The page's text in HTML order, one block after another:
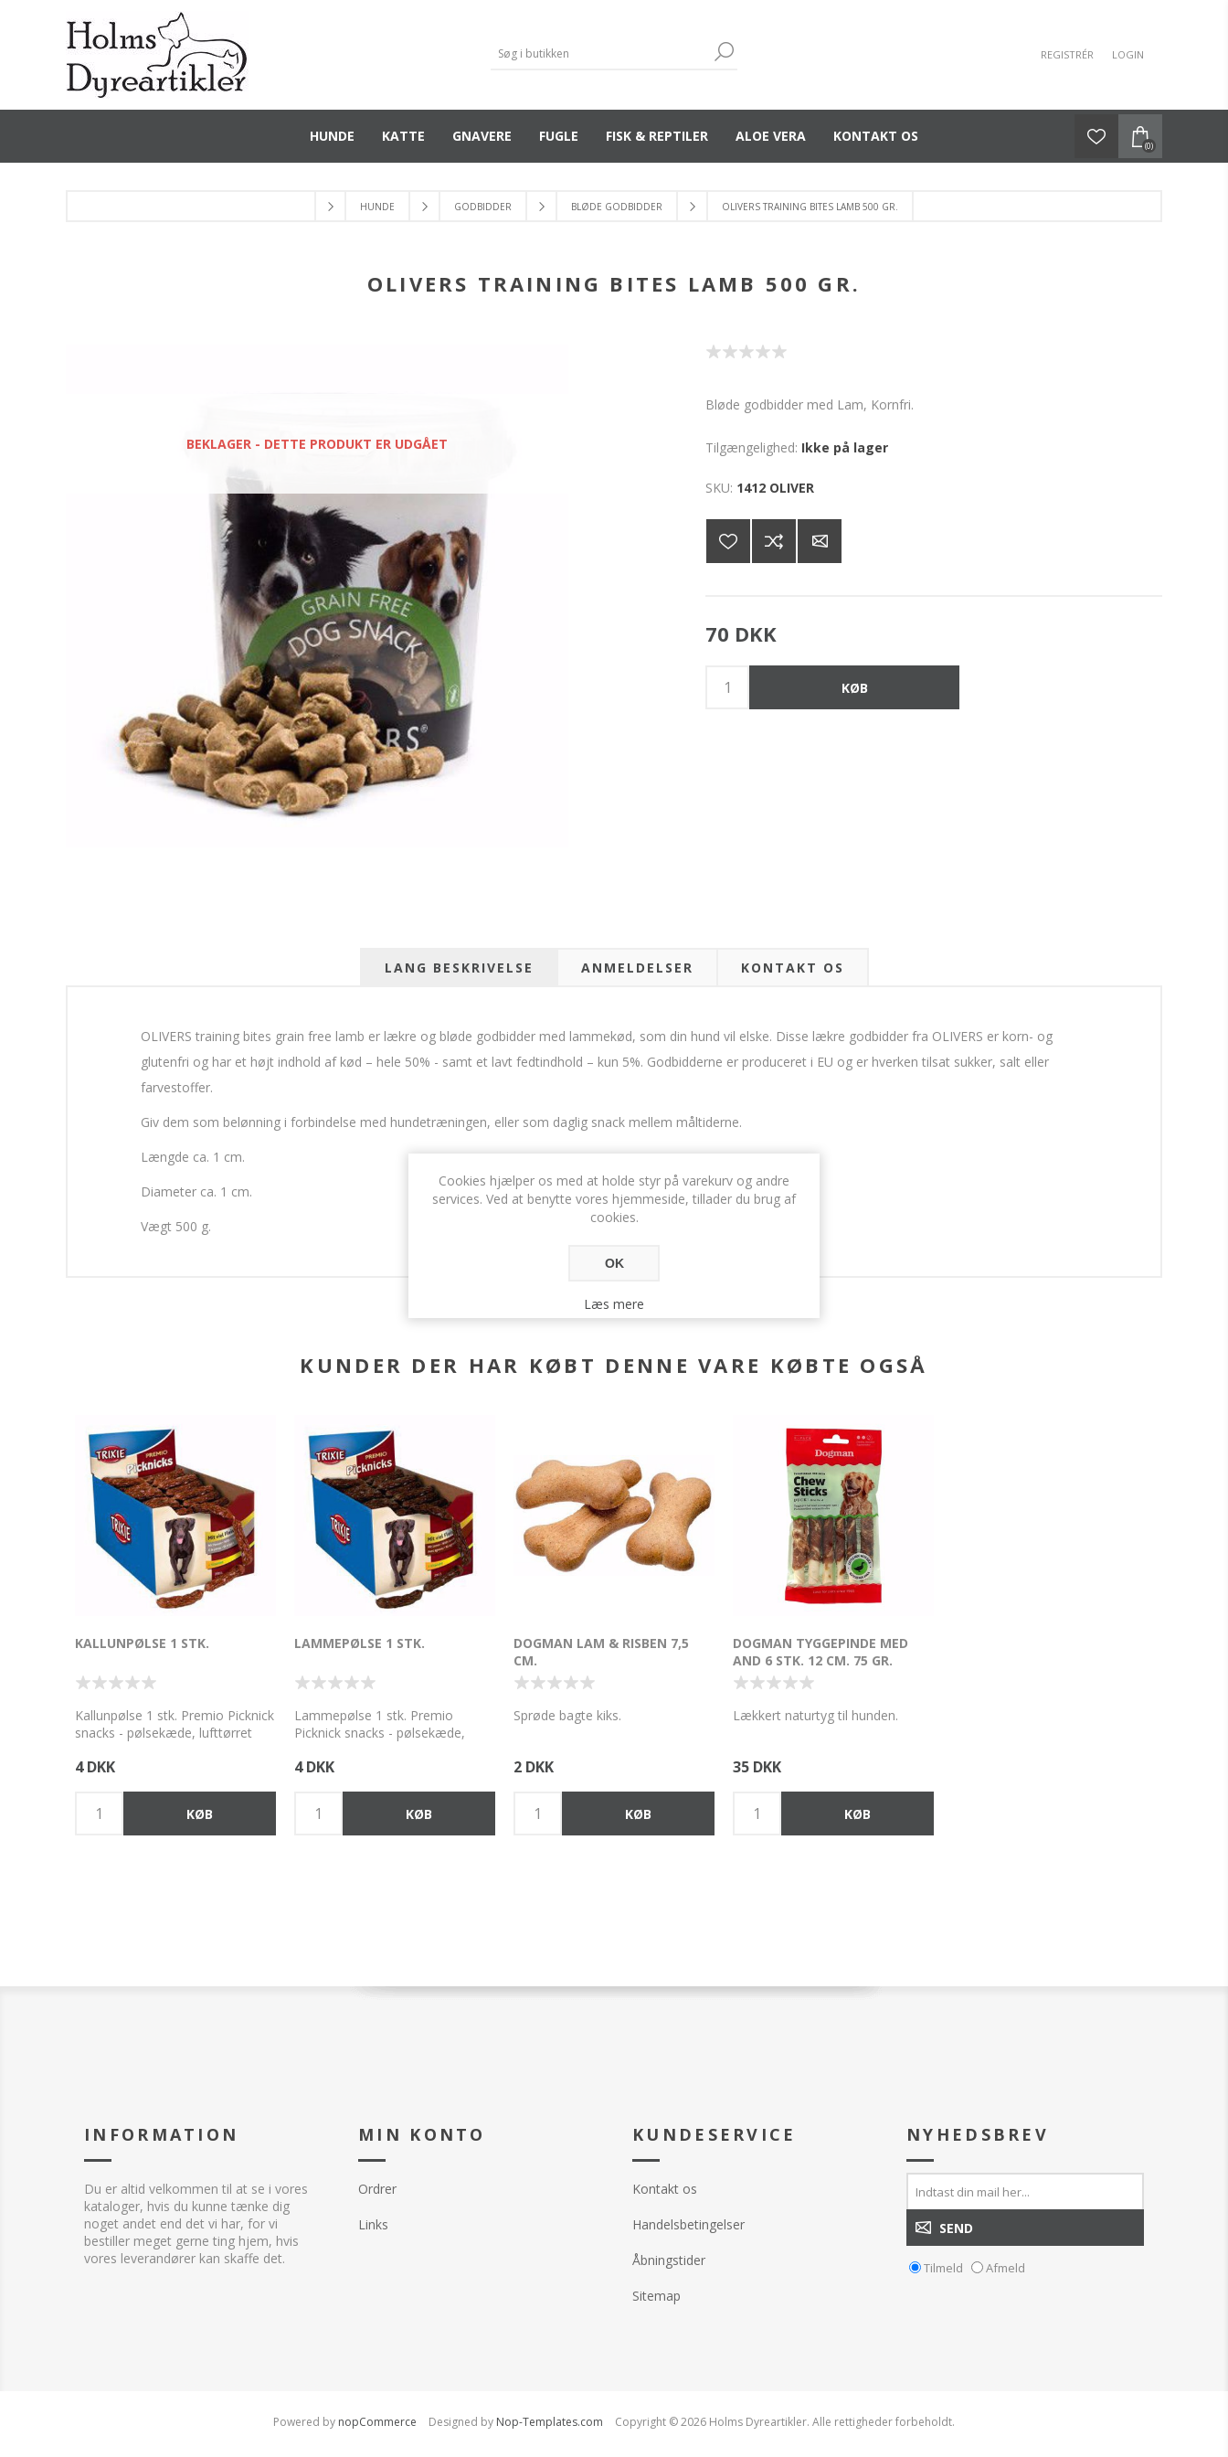
REGISTRÉR LOGIN
HUNDE KATTE GNAVERE FUGLE FISK & REPTILER ALOE VERA KONTAKT OS
(0)
HUNDE GODBIDDER BLØDE GODBIDDER OLIVERS TRAINING BITES LAMB 500 GR.
OLIVERS TRAINING BITES LAMB 500 GR.
BEKLAGER - DETTE PRODUKT ER UDGÅET
Bløde godbidder med Lam, Kornfri.
Tilgængelighed: Ikke på lager
SKU: 1412 OLIVER
70 DKK
LANG BESKRIVELSE ANMELDELSER KONTAKT OS
OLIVERS training bites grain free lamb er lækre og bløde godbidder med lammekød, som din hund vil elske. Disse lækre godbidder fra OLIVERS er korn- og
glutenfri og har et højt indhold af kød – hele 50% - samt et lavt fedtindhold – kun 5%. Godbidderne er produceret i EU og er hverken tilsat sukker, salt eller
farvestoffer.
Giv dem som belønning i forbindelse med hundetræningen, eller som daglig snack mellem måltiderne.
Længde ca. 1 cm.
Diameter ca. 1 cm.
Vægt 500 g.
KUNDER DER HAR KØBT DENNE VARE KØBTE OGSÅ
KALLUNPØLSE 1 STK.
Kallunpølse 1 stk. Premio Picknick
snacks - pølsekæde, lufttørret
essentielle vitaminer.
4 DKK
LAMMEPØLSE 1 STK.
Lammepølse 1 stk. Premio
Picknick snacks - pølsekæde,
%. Med essentielle vitaminer.
4 DKK
DOGMAN LAM & RISBEN 7,5
CM.
Sprøde bagte kiks.
2 DKK
DOGMAN TYGGEPINDE MED
AND 6 STK. 12 CM. 75 GR.
Lækkert naturtyg til hunden.
35 DKK
INFORMATION
Du er altid velkommen til at se i vores
kataloger, hvis du kunne tænke dig
noget andet end det vi har, for vi
bestiller meget gerne ting hjem, hvis
vores leverandører kan skaffe det.
MIN KONTO
Ordrer
Links
KUNDESERVICE
Kontakt os
Handelsbetingelser
Åbningstider
Sitemap
NYHEDSBREV
Tilmeld Afmeld
Powered by nopCommerce Designed by Nop-Templates.com Copyright © 2026 Holms Dyreartikler. Alle rettigheder forbeholdt.
Cookies hjælper os med at holde styr på varekurv og andre
services. Ved at benytte vores hjemmeside, tillader du brug af
cookies.
OK
Læs mere